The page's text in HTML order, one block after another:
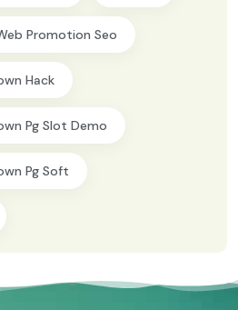
Promotion Seo
Hack
Pg Slot Demo
Pg Soft